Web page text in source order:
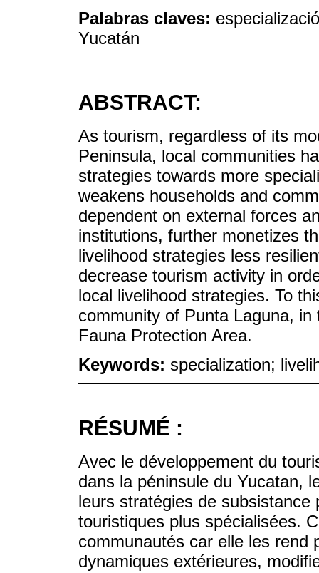
Palabras claves:
Yucatán
ABSTRACT:
As tourism, regardless of its
Peninsula, local communities
strategies towards more
weakens households and
dependent on external forces
institutions, further monetizes
livelihood strategies less
decrease tourism activity in
local livelihood strategies. To
community of Punta Laguna, in
Fauna Protection Area.
Keywords: specialization;
RÉSUMÉ :
Avec le développement du
dans la péninsule du Yucatan,
leurs stratégies de subsistance
touristiques plus spécialisées.
communautés car elle les rend
dynamiques extérieures,